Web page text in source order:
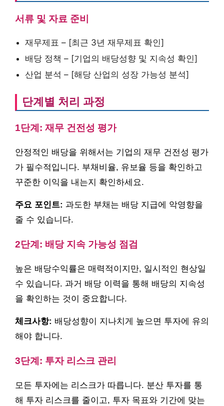
서류 및 자료 준비
재무제표 – [최근 3년 재무제표 확인]
배당 정책 – [기업의 배당성향 및 지속성 확인]
산업 분석 – [해당 산업의 성장 가능성 분석]
단계별 처리 과정
1단계: 재무 건전성 평가
안정적인 배당을 위해서는 기업의 재무 건전성 평가
가 필수적입니다. 부채비율, 유보율 등을 확인하고
꾸준한 이익을 내는지 확인하세요.
주요 포인트: 과도한 부채는 배당 지급에 악영향을
줄 수 있습니다.
2단계: 배당 지속 가능성 점검
높은 배당수익률은 매력적이지만, 일시적인 현상일
수 있습니다. 과거 배당 이력을 통해 배당의 지속성
을 확인하는 것이 중요합니다.
체크사항: 배당성향이 지나치게 높으면 투자에 유의
해야 합니다.
3단계: 투자 리스크 관리
모든 투자에는 리스크가 따릅니다. 분산 투자를 통
해 투자 리스크를 줄이고, 투자 목표와 기간에 맞는